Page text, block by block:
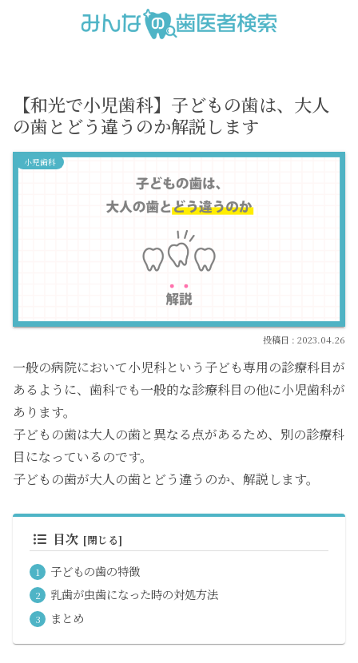
【和光で小児歯科】子どもの歯は、大人
の歯とどう違うのか解説します
小児歯科
2023.04.26
一般の病院において小児科という子ども専用の診療科目が
あるように、歯科でも一般的な診療科目の他に小児歯科が
あります。
子どもの歯は大人の歯と異なる点があるため、別の診療科
目になっているのです。
子どもの歯が大人の歯とどう違うのか、解説します。
目次
子どもの歯の特徴
乳歯が虫歯になった時の対処方法
まとめ